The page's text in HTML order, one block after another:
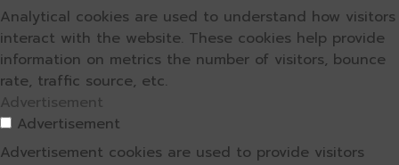
Analytical cookies are used to understand how visitors
interact with the website. These cookies help provide
information on metrics the number of visitors, bounce
rate, traffic source, etc.
Advertisement
Advertisement
Advertisement cookies are used to provide visitors